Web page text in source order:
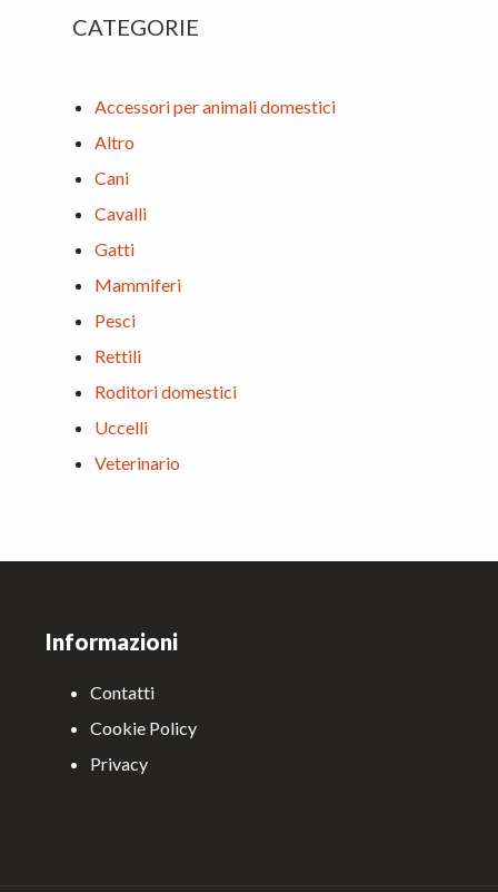
CATEGORIE
Accessori per animali domestici
Altro
Cani
Cavalli
Gatti
Mammiferi
Pesci
Rettili
Roditori domestici
Uccelli
Veterinario
Informazioni
Contatti
Cookie Policy
Privacy